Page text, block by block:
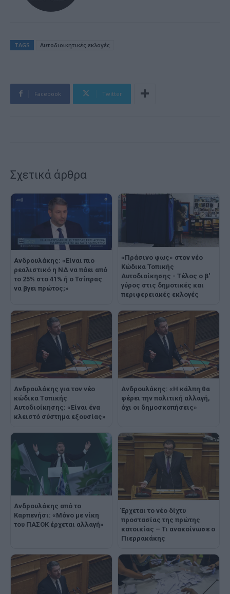
TAGS Αυτοδιοικητικές εκλογές
Facebook Twitter
Σχετικά άρθρα
Ανδρουλάκης: «Είναι πιο
ρεαλιστικό η ΝΔ να πάει από
το 25% στο 41% ή ο Τσίπρας
να βγει πρώτος;»
«Πράσινο φως» στον νέο
Κώδικα Τοπικής
Αυτοδιοίκησης - Τέλος ο β'
γύρος στις δημοτικές και
περιφερειακές εκλογές
Ανδρουλάκης για τον νέο
κώδικα Tοπικής
Aυτοδιοίκησης: «Είναι ένα
κλειστό σύστημα εξουσίας»
Ανδρουλάκης: «Η κάλπη θα
φέρει την πολιτική αλλαγή,
όχι οι δημοσκοπήσεις»
Ανδρουλάκης από το
Καρπενήσι: «Μόνο με νίκη
του ΠΑΣΟΚ έρχεται αλλαγή»
Έρχεται το νέο δίχτυ
προστασίας της πρώτης
κατοικίας – Τι ανακοίνωσε ο
Πιερρακάκης